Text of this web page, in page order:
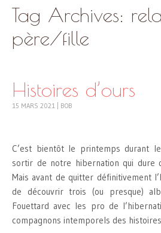
TO
CONTENT
Tag Archives:
père/fille
Histoires d’ours
15 MARS 2021 BOB
C’est bientôt le printemps durant
sortir de notre hibernation qui dure
Mais avant de quitter définitivement
de découvrir trois (ou presque)
Fouettard avec les pro de
compagnons intemporels des